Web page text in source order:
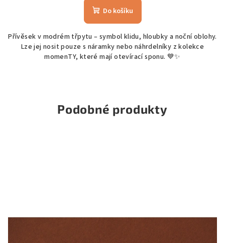
Do košíku
Přívěsek v modrém třpytu – symbol klidu, hloubky a noční oblohy.
Lze jej nosit pouze s náramky nebo náhrdelníky z kolekce
momenTY, které mají otevírací sponu. 💙✨
Podobné produkty